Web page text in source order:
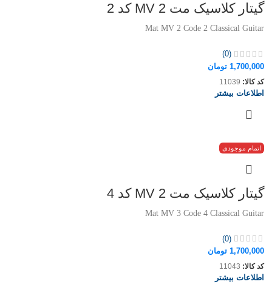
گیتار کلاسیک مت MV 2 کد 2
Mat MV 2 Code 2 Classical Guitar
(0)
1,700,000 تومان
کد کالا: 11039
اطلاعات بیشتر
اتمام موجودی
گیتار کلاسیک مت MV 2 کد 4
Mat MV 3 Code 4 Classical Guitar
(0)
1,700,000 تومان
کد کالا: 11043
اطلاعات بیشتر